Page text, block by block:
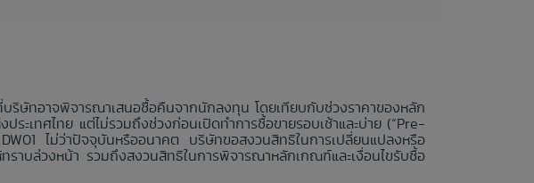
บริษัทอาจพิจารณาเสนอซื้อคืนจากนักลงทุน โดยเทียบกับช่วงราคาของหลัก
ะเทศไทย แต่ไม่รวมถึงช่วงก่อนเปิดทำการซื้อขายรอบเช้าและบ่าย (“Pre-
ไม่ว่าปัจจุบันหรืออนาคต บริษัทขอสงวนสิทธิในการเปลี่ยนแปลงหรือ
ราบล่วงหน้า รวมถึงสงวนสิทธิในการพิจารณาหลักเกณฑ์และเงื่อนไขรับซื้อ